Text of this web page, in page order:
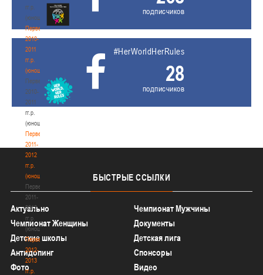
гг.р.
(юноши)
Первенство
2010-
2011
гг.р.
(юноши)
Первенство
2010-
2011
гг.р.
(юноши)
Первенство
2011-
2012
гг.р.
(юноши)
Первенство
2011-
2012
гг.р.
(юноши)
Первенство
2012-
2013
гг.р.
подписчиков
#HerWorldHerRules
28
подписчиков
БЫСТРЫЕ ССЫЛКИ
Актуально
Чемпионат Мужчины
Чемпионат Женщины
Документы
Детские школы
Детская лига
Антидопинг
Спонсоры
Фото
Видео